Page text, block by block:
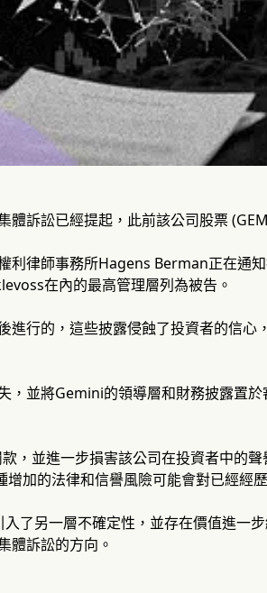
訴訟已經提起，此前該公司股票
利律師事務所Hagens Berman正在通
在內的最高管理層列為被告。
進行的，這些披露侵蝕了投資者的信心
，並將Gemini的領導層和財務披露置
，並進一步損害該公司在投資者中的
加的法律和信譽風險可能會對已經經
了另一層不確定性，並存在價值進一
體訴訟的方向。